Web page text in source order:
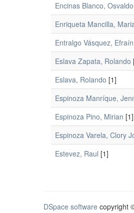
Encinas Blanco, Osvaldo
Enriqueta Mancilla,
Entralgo Vásquez, Efraín
Eslava Zapata, Rolando
Eslava, Rolando [1]
Espinoza Manríque,
Espinoza Pino, Mirian [1]
Espinoza Varela, Clory
Estevez, Raul [1]
DSpace software copyright